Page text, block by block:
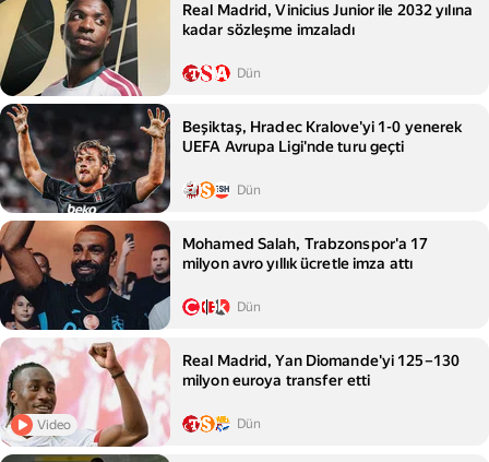
Real Madrid, Vinicius Junior ile 2032 yılına
kadar sözleşme imzaladı
Dün
Beşiktaş, Hradec Kralove'yi 1-0 yenerek
UEFA Avrupa Ligi'nde turu geçti
Dün
Mohamed Salah, Trabzonspor'a 17
milyon avro yıllık ücretle imza attı
Dün
Video
Real Madrid, Yan Diomande'yi 125–130
milyon euroya transfer etti
Dün